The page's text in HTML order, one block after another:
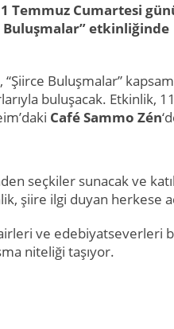
Temmuz Cumartesi
Buluşmalar” etkinliğinde
, “Şiirce Buluşmalar”
buluşacak. Etkinlik,
Café Sammo Zén
seçkiler sunacak ve
şiire ilgi duyan herkese
ve edebiyatseverleri
niteliği taşıyor.